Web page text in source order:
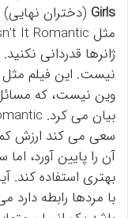
Girls (دختران نهایی)
نیست. این فیلم
وین نیست، که
سعی می کند ارزش
آن را پایین آورد،
بهتری استفاده
با مردها رابطه دارد